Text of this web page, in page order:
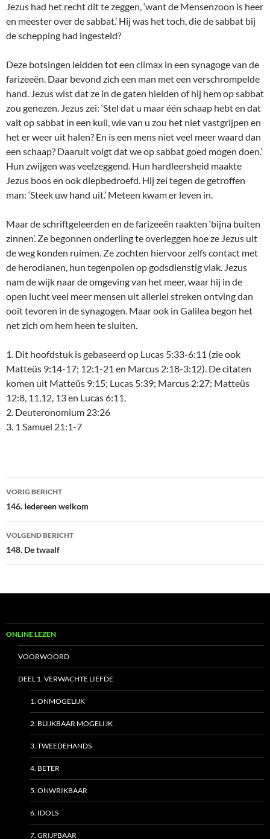
Jezus had het recht dit te zeggen, ‘want de Mensenzoon is heer
en meester over de sabbat.’ Hij was het toch, die de sabbat bij
de schepping had ingesteld?
Deze botsingen leidden tot een climax in een synagoge van de
farizeeën. Daar bevond zich een man met een verschrompelde
hand. Jezus wist dat ze in de gaten hielden of hij hem op sabbat
zou genezen. Jezus zei: ‘Stel dat u maar één schaap hebt en dat
valt op sabbat in een kuil, wie van u zou het niet vastgrijpen en
het er weer uit halen? En is een mens niet veel meer waard dan
een schaap? Daaruit volgt dat we op sabbat goed mogen doen.’
Hun zwijgen was veelzeggend. Hun hardleersheid maakte
Jezus boos en ook diepbedroefd. Hij zei tegen de getroffen
man: ‘Steek uw hand uit.’ Meteen kwam er leven in.
Maar de schriftgeleerden en de farizeeën raakten ‘bijna buiten
zinnen’. Ze begonnen onderling te overleggen hoe ze Jezus uit
de weg konden ruimen. Ze zochten hiervoor zelfs contact met
de herodianen, hun tegenpolen op godsdienstig vlak. Jezus
nam de wijk naar de omgeving van het meer, waar hij in de
open lucht veel meer mensen uit allerlei streken ontving dan
ooit tevoren in de synagogen. Maar ook in Galilea begon het
net zich om hem heen te sluiten.
1. Dit hoofdstuk is gebaseerd op Lucas 5:33-6:11 (zie ook
Matteüs 9:14-17; 12:1-21 en Marcus 2:18-3:12). De citaten
komen uit Matteüs 9:15; Lucas 5:39; Marcus 2:27; Matteüs
12:8, 11,12, 13 en Lucas 6:11.
2. Deuteronomium 23:26
3. 1 Samuel 21:1-7
Bericht
navigatie
VORIG BERICHT
146. Iedereen welkom
VOLGEND BERICHT
148. De twaalf
ONLINE LEZEN
VOORWOORD
DEEL 1. VERWACHTE LIEFDE
1. ONMOGELIJK
2. BLIJKBAAR MOGELIJK
3. TWEEDEHANDS
4. BETER
5. ONWRIKBAAR
6. IDOLS
7. GRIJPBAAR